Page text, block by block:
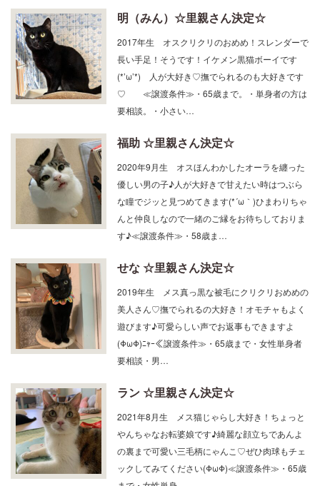
明（みん）☆里親さん決定☆
長い手足！そうです！イケメン黒猫ボーイです
(*’ω’*) 人が大好き♡撫でられるのも大好きです
♡ ≪譲渡条件≫・65歳まで。・単身者の方は
要相談。・小さい…
福助 ☆里親さん決定☆
優しい男の子♪人が大好きで甘えたい時はつぶら
な瞳でジッと見つめてきます(*´ω｀)ひまわりちゃ
んと仲良しなので一緒のご縁をお待ちしておりま
す♪≪譲渡条件≫・58歳ま…
せな ☆里親さん決定☆
美人さん♡撫でられるの大好き！オモチャもよく
遊びます♪可愛らしい声でお返事もできますよ
(ΦωΦ)ﾆｬｰ≪譲渡条件≫・65歳まで・女性単身者
要相談・男…
ラン ☆里親さん決定☆
やんちゃなお転婆娘です♪綺麗な顔立ちであんよ
の裏まで可愛い三毛柄にゃんこ♡ぜひ肉球もチェ
ックしてみてください(ΦωΦ)≪譲渡条件≫・65歳
まで・女性単身…